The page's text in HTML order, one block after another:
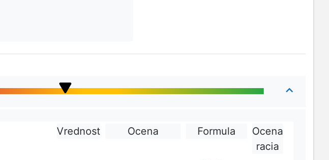
Vrednost Ocena Formula
Ocena
racia